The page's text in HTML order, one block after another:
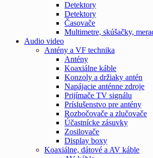
Detektory
Detektory
Časovače
Multimetre, skúšačky,
Audio video
Antény a VF technika
Antény
Koaxiálne káble
Konzoly a držiaky antén
Napájacie anténne zdroje
Prijímače TV signálu
Príslušenstvo pre antény
Rozbočovače a zlučovače
Účastnícke zásuvky
Zosilovače
Display boxy
Koaxiálne, dátové a AV káble